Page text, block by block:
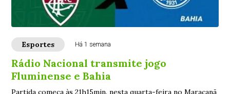
Esportes Há 1 semana
Rádio Nacional transmite jogo
Fluminense e Bahia
Partida começa às 21h15min. nesta quarta-feira no Maracanã